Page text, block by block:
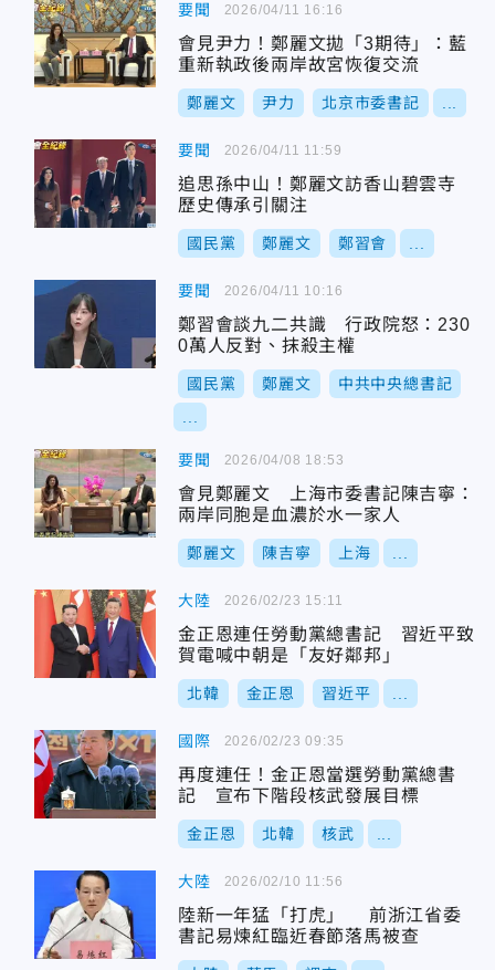
要聞
會見尹力！鄭麗文拋「3期待」：藍
重新執政後兩岸故宮恢復交流
鄭麗文 尹力 北京市委書記
2026/04/11 16:16
要聞
追思孫中山！鄭麗文訪香山碧雲寺
歷史傳承引關注
國民黨 鄭麗文 鄭習會
2026/04/11 11:59
要聞
鄭習會談九二共識 行政院怒：230
0萬人反對、抹殺主權
國民黨 鄭麗文 中共中央總書記
2026/04/11 10:16
要聞
會見鄭麗文 上海市委書記陳吉寧：
兩岸同胞是血濃於水一家人
鄭麗文 陳吉寧 上海
2026/04/08 18:53
大陸
金正恩連任勞動黨總書記 習近平致
賀電喊中朝是「友好鄰邦」
北韓 金正恩 習近平
2026/02/23 15:11
國際
再度連任！金正恩當選勞動黨總書
記 宣布下階段核武發展目標
金正恩 北韓 核武
2026/02/23 09:35
大陸
陸新一年猛「打虎」 前浙江省委
書記易煉紅臨近春節落馬被查
2026/02/10 11:56